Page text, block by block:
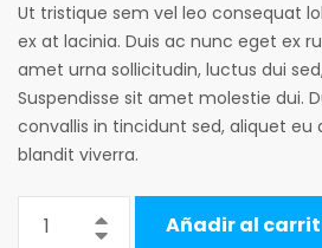
Ut tristique sem vel leo consequat
ex at lacinia. Duis ac nunc eget ex
amet urna sollicitudin, luctus dui
Suspendisse sit amet molestie dui.
convallis in tincidunt sed, aliquet eu
blandit viverra.
Añadir al